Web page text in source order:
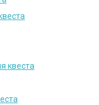
квеста